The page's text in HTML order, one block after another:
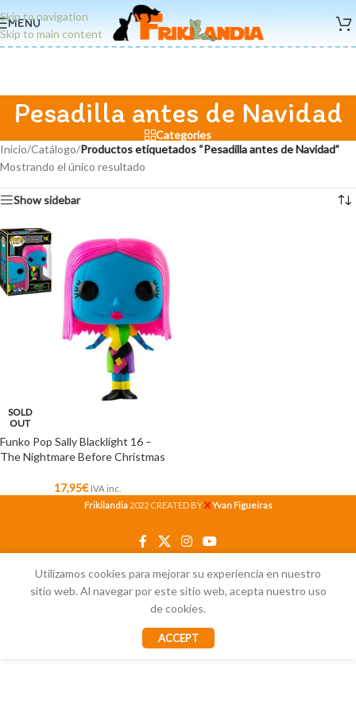
Skip to navigation
Skip to main content
MENU
Pesadilla antes de Navidad
Categories
Inicio/Catálogo/Productos etiquetados “Pesadilla antes de Navidad”
Mostrando el único resultado
Show sidebar
SOLD
OUT
Funko Pop Sally Blacklight 16 –
The Nightmare Before Christmas
17,95€ IVA inc.
Frikilandia 2022 CREATED BYXYvan Figueiras
Utilizamos cookies para mejorar su experiencia en nuestro
sitio web. Al navegar por este sitio web, acepta nuestro uso
de cookies.
ACCEPT